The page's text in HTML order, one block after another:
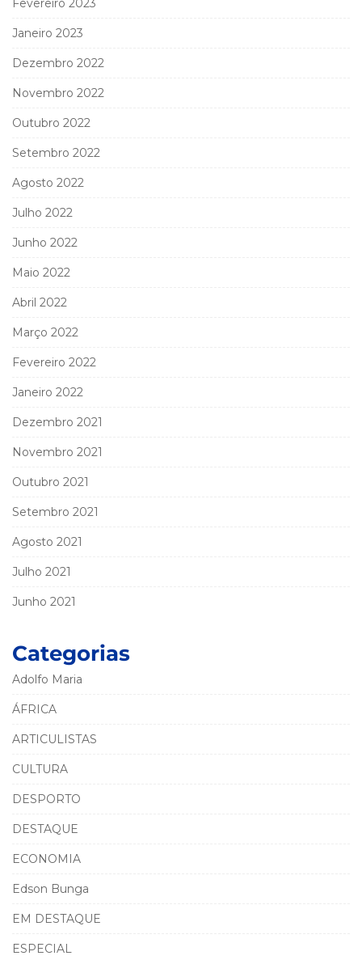
Fevereiro 2023
Janeiro 2023
Dezembro 2022
Novembro 2022
Outubro 2022
Setembro 2022
Agosto 2022
Julho 2022
Junho 2022
Maio 2022
Abril 2022
Março 2022
Fevereiro 2022
Janeiro 2022
Dezembro 2021
Novembro 2021
Outubro 2021
Setembro 2021
Agosto 2021
Julho 2021
Junho 2021
Categorias
Adolfo Maria
ÁFRICA
ARTICULISTAS
CULTURA
DESPORTO
DESTAQUE
ECONOMIA
Edson Bunga
EM DESTAQUE
ESPECIAL